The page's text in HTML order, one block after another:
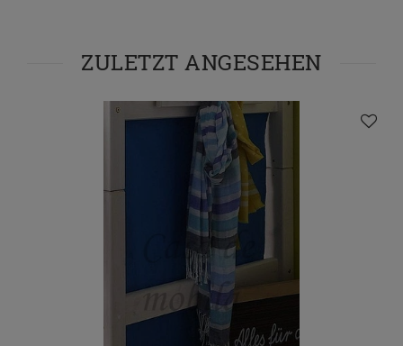
ZULETZT ANGESEHEN